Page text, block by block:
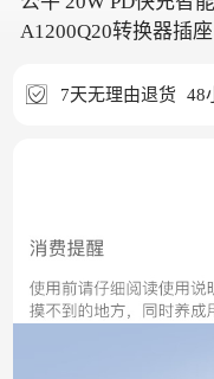
A1200Q20转换器插座
7天无理由退货 48